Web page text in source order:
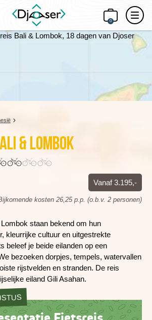
0
& Lombok
Vanaf 3.195,-
kosten 26,25 p.p. (o.b.v. 2 personen)
staan bekend om hun
kleurrijke cultuur en uitgestrekte
beleef je beide eilanden op een
bezoeken dorpjes, tempels, watervallen
rijstvelden en stranden. De reis
eiland Gili Asahan.